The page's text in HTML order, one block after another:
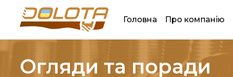
Головна Про компанію
Огляди та поради